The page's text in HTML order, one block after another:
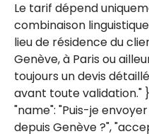
Le tarif dépend
combinaison
lieu de résidence du
Genève, à Paris ou
toujours un devis
avant toute validation."
"name": "Puis-je
depuis Genève ?",